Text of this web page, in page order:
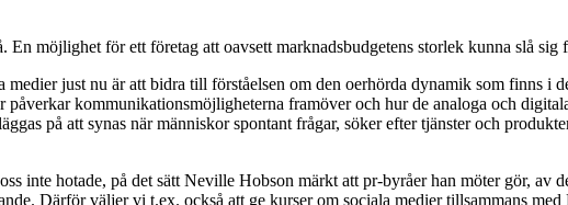
möjlighet för ett företag att oavsett marknadsbudgetens storlek kunna slå sig
just nu är att bidra till förståelsen om den oerhörda dynamik som finns i
kommunikationsmöjligheterna framöver och hur de analoga och
på att synas när människor spontant frågar, söker efter tjänster och
inte hotade, på det sätt Neville Hobson märkt att pr-byråer han möter gör, av
Därför väljer vi t.ex. också att ge kurser om sociala medier tillsammans